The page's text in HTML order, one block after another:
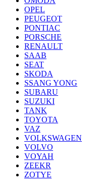
OPEL
PEUGEOT
PONTIAC
PORSCHE
RENAULT
SAAB
SEAT
SKODA
SSANG YONG
SUBARU
SUZUKI
TANK
TOYOTA
VAZ
VOLKSWAGEN
VOLVO
VOYAH
ZEEKR
ZOTYE